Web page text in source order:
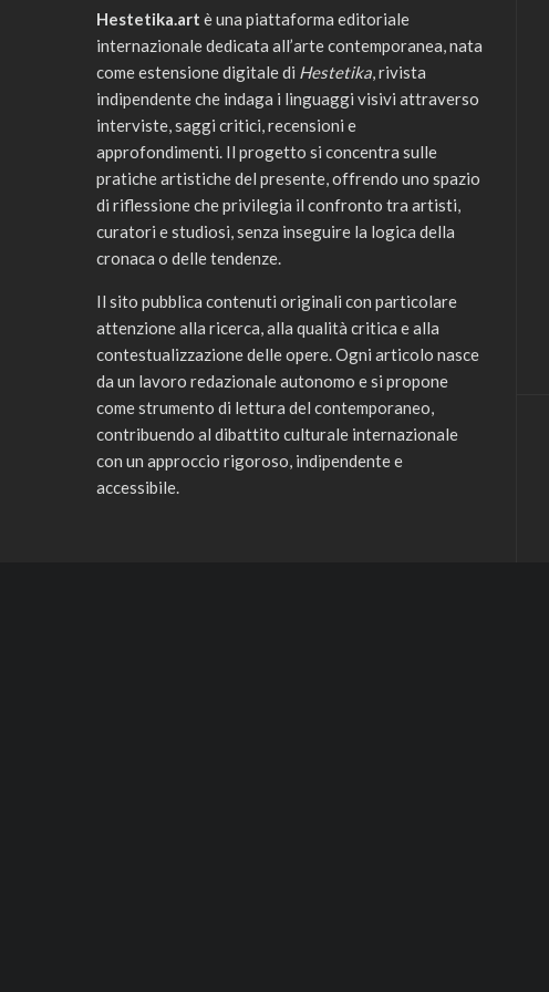
Hestetika.art è una piattaforma editoriale
internazionale dedicata all’arte contemporanea, nata
come estensione digitale di Hestetika, rivista
indipendente che indaga i linguaggi visivi attraverso
interviste, saggi critici, recensioni e
approfondimenti. Il progetto si concentra sulle
pratiche artistiche del presente, offrendo uno spazio
di riflessione che privilegia il confronto tra artisti,
curatori e studiosi, senza inseguire la logica della
cronaca o delle tendenze.
Il sito pubblica contenuti originali con particolare
attenzione alla ricerca, alla qualità critica e alla
contestualizzazione delle opere. Ogni articolo nasce
da un lavoro redazionale autonomo e si propone
come strumento di lettura del contemporaneo,
contribuendo al dibattito culturale internazionale
con un approccio rigoroso, indipendente e
accessibile.